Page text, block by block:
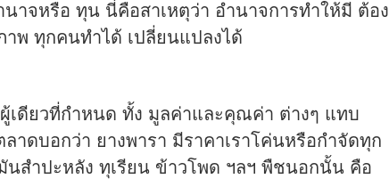
าจหรือ ทุน นี่คือสาเหตุว่า อำนาจการทำให้มี ต้อง
าพ ทุกคนทำได้ เปลี่ยนแปลงได้
เดียวที่กำหนด ทั้ง มูลค่าและคุณค่า ต่างๆ แทบ
าดบอกว่า ยางพารา มีราคาเราโค่นหรือกำจัดทุก
นสำปะหลัง ทุเรียน ข้าวโพด ฯลฯ พืชนอกนั้น คือ